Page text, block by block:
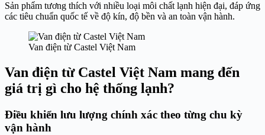
Sản phẩm tương thích với nhiều loại môi chất lạnh hiện đại, đáp ứng
các tiêu chuẩn quốc tế về độ kín, độ bền và an toàn vận hành.
Van điện từ Castel Việt Nam
Van điện từ Castel Việt Nam mang đến
giá trị gì cho hệ thống lạnh?
Điều khiển lưu lượng chính xác theo từng chu kỳ
vận hành